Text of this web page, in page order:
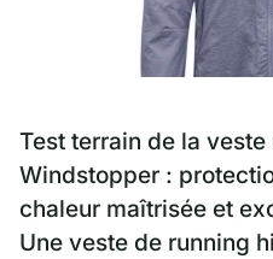
Test terrain de la
Windstopper :
chaleur maîtrisée et
Une veste de running